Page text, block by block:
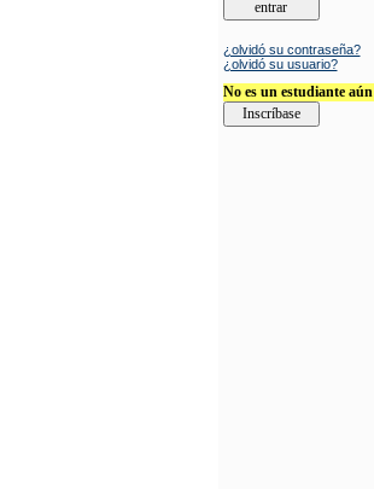
¿olvidó su contraseña?
¿olvidó su usuario?
No es un estudiante aún